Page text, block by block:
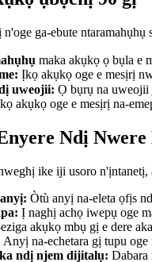
ga-ebute ntaramahụhụ
maka akụkọ ọ bụla e
Ịkọ akụkọ oge e mesịrị
uweojii: Ọ bụrụ na uweojii
akụkọ oge e mesịrị na-
Ndị
ike iji usoro n'ịntanetị,
Òtù anyị na-eleta ọfịs
Ị naghị achọ iwepụ oge
akụkọ mbụ gị e dere
Anyị na-echetara gị tupu
ndị njem dijitalụ: Dabara